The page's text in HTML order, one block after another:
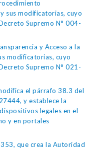
sus modificatorias, cuyo
Supremo N° 004-
y Acceso a la
modificatorias, cuyo
Supremo N° 021-
el párrafo 38.3 del
y establece la
legales en el
y en portales
que crea la Autoridad